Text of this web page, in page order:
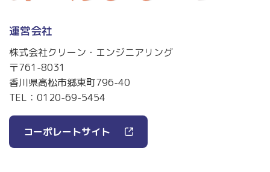
運営会社
株式会社クリーン・エンジニアリング
〒761-8031
香川県高松市郷東町796-40
TEL： 0120-69-5454
コーポレートサイト